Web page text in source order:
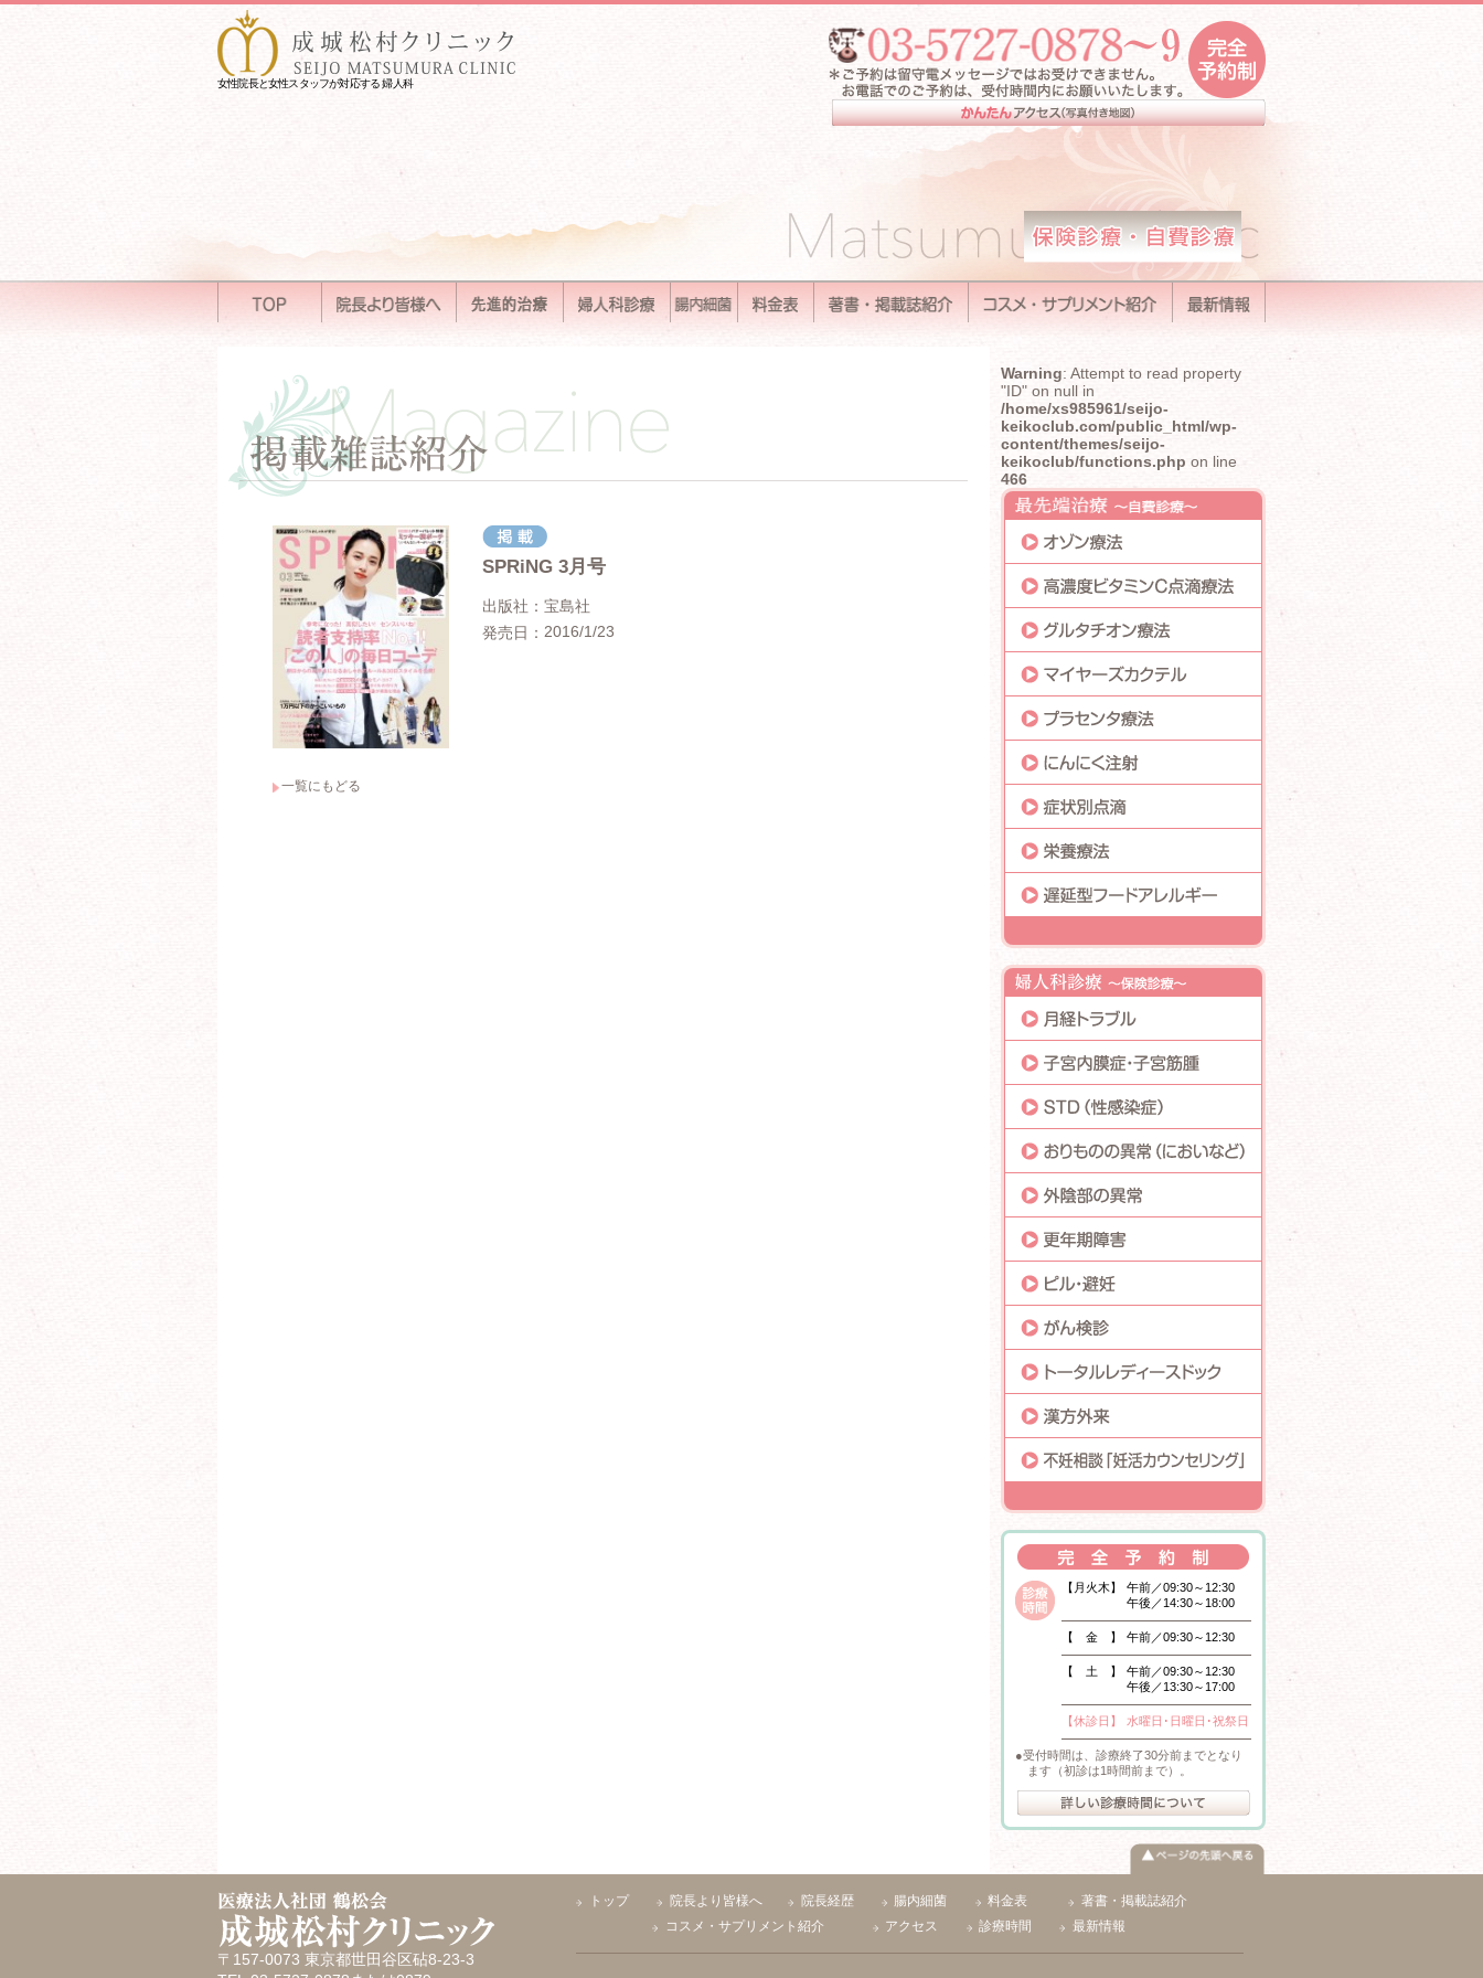
女性院長と女性スタッフが対応する 婦人科
SPRiNG 3月号
出版社
宝島社
発売日
2016/1/23
一覧にもどる
Warning: Attempt to read property
"ID" on null in
/home/xs985961/seijo-
keikoclub.com/public_html/wp-
content/themes/seijo-
keikoclub/functions.php on line
466
【月火木】
午前／09:30～12:30
午後／14:30～18:00
【 金 】 午前／09:30～12:30
【 土 】
午前／09:30～12:30
午後／13:30～17:00
【休診日】 水曜日･日曜日･祝祭日
受付時間は、診療終了30分前までとなり
ます（初診は1時間前まで）。
〒157-0073 東京都世田谷区砧8-23-3
トップ 院長より皆様へ 院長経歴 腸内細菌 料金表
著書・掲載誌紹介
コスメ・サプリメント紹介
アクセス 診療時間 最新情報